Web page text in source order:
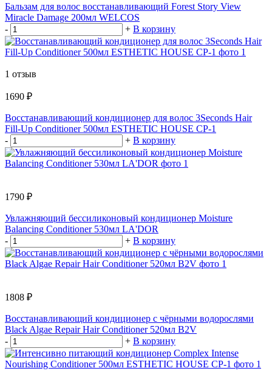
Бальзам для волос восстанавливающий Forest Story View
Miracle Damage 200мл WELCOS
-
+ В корзину
1 отзыв
1690 ₽
Восстанавливающий кондиционер для волос 3Seconds Hair
Fill-Up Conditioner 500мл ESTHETIC HOUSE CP-1
-
+ В корзину
1790 ₽
Увлажняющий бессиликоновый кондиционер Moisture
Balancing Conditioner 530мл LA'DOR
-
+ В корзину
1808 ₽
Восстанавливающий кондиционер с чёрными водорослями
Black Algae Repair Hair Conditioner 520мл B2V
-
+ В корзину